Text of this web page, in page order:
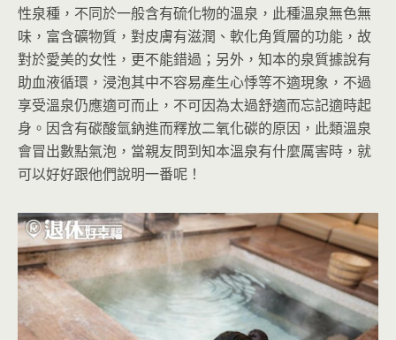
性泉種，不同於一般含有硫化物的溫泉，此種溫泉無色無
味，富含礦物質，對皮膚有滋潤、軟化角質層的功能，故
對於愛美的女性，更不能錯過；另外，知本的泉質據說有
助血液循環，浸泡其中不容易產生心悸等不適現象，不過
享受溫泉仍應適可而止，不可因為太過舒適而忘記適時起
身。因含有碳酸氫鈉進而釋放二氧化碳的原因，此類溫泉
會冒出數點氣泡，當親友問到知本溫泉有什麼厲害時，就
可以好好跟他們說明一番呢！